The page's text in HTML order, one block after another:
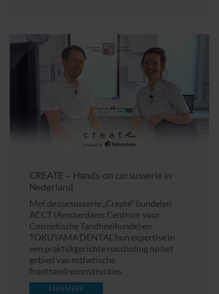
CREATE – Hands-on cursusserie in
Nederland
Met de cursusserie „Create” bundelen
ACCT (Amsterdams Centrum voor
Cosmetische Tandheelkunde) en
TOKUYAMA DENTAL hun expertise in
een praktijkgerichte nascholing op het
gebied van esthetische
fronttandreconstructies.
LEES MEER